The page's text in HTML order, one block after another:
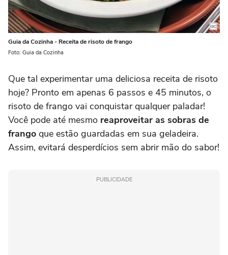
Guia da Cozinha - Receita de risoto de frango
Foto: Guia da Cozinha
Que tal experimentar uma deliciosa receita de risoto
hoje? Pronto em apenas 6 passos e 45 minutos, o
risoto de frango vai conquistar qualquer paladar!
Você pode até mesmo reaproveitar as sobras de
frango que estão guardadas em sua geladeira.
Assim, evitará desperdícios sem abrir mão do sabor!
PUBLICIDADE